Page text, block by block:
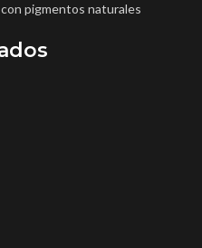
pigmentos naturales